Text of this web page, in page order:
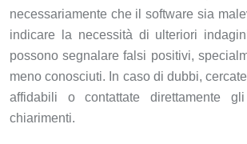
necessariamente che il software sia
indicare la necessità di ulteriori
possono segnalare falsi positivi,
meno conosciuti. In caso di dubbi,
affidabili o contattate direttamente
chiarimenti.